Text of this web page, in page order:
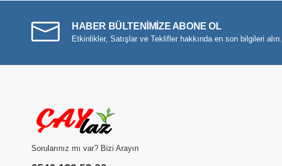
HABER BÜLTENİMİZE ABONE OL
Etkinlikler, Satışlar ve Teklifler hakkında en son bilgileri alın.
Sorularınız mı var? Bizi Arayın